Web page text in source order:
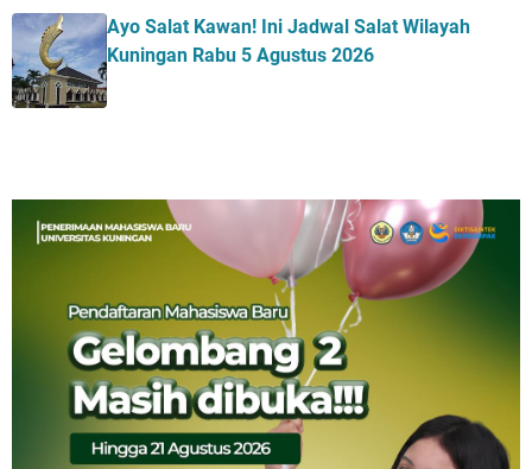
Ayo Salat Kawan! Ini Jadwal Salat Wilayah
Kuningan Rabu 5 Agustus 2026